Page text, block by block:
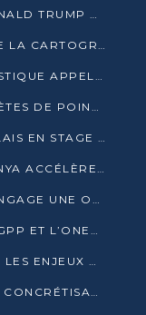
XI JINPING S’ENTRETIENT AVEC DONALD TRUMP À BEIJING
NUMÉRIQUE : LE CONGO ACCÉLÈRE LA CARTOGRAPHIE DE SES INFRASTRUCTURES DIGITALES
CEMAC : LES EXPERTS DE LA STATISTIQUE APPELLENT À RENFORCER LA SÉCURISATION DES DONNÉES
LA FÉCOTAE SENSIBILISE LES ATHLÈTES DE POINTE-NOIRE À L’HYGIÈNE ALIMENTA
SMIB 2026 : DIX ATHLÈTES CONGOLAIS EN STAGE AU KENYA
FONDS BLEU : LE CONGO ET LE KENYA ACCÉLÈRENT LA MOBILISATION DES FINANCEMENTS
DETTE PUBLIQUE : BRAZZAVILLE ENGAGE UNE OPÉRATION DE RACHAT DE 575 MILLIONS DE DOLLARS
GOUVERNANCE FINANCIÈRE : LA DGPP ET L’ONEC-C VERS UN PARTENARIAT POUR ASSAINIR LES ENTREPRISES PUBLIQUES
CONGO TERMINAL SENSIBILISE SUR LES ENJEUX DE LA SANTÉ MENTALE EN
LE SOMMET AFRICA FORWARD : LA CONCRÉTISATION DE PARTENARIATS ÉQUILIBRÉS ET TOURNÉS VERS L’AVENIR ENTRE LE CONTINENT AFRICAIN ET LA FRANCE